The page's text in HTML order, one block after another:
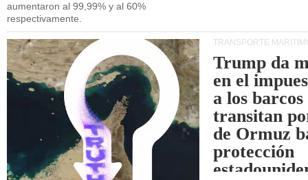
aumentaron al 99,99% y al 60%
respectivamente.
TRANSPORTE
Trump da
en el
a los barcos
transitan
de Ormuz
protección